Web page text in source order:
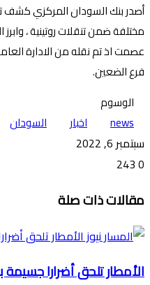
أصدر بنك السودان المركزي كشف
مختلفة ضمن تنقلات روتينية ،
عصمت اذ تم نقله من الادارة
فرع الضعين.
الوسوم
news
اخبار السودان
سبتمبر 6, 2022
0
عبر
البريد
مقالات ذات صلة
الأمطار تلحق أضرارا جسيمة